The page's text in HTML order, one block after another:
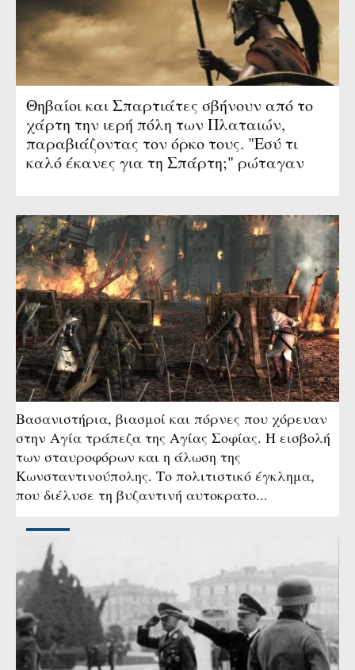
Θηβαίοι και Σπαρτιάτες σβήνουν από το
χάρτη την ιερή πόλη των Πλαταιών,
παραβιάζοντας τον όρκο τους. "Εσύ τι
καλό έκανες για τη Σπάρτη;" ρώταγαν
Βασανιστήρια, βιασμοί και πόρνες που χόρευαν
στην Αγία τράπεζα της Αγίας Σοφίας. Η εισβολή
των σταυροφόρων και η άλωση της
Κωνσταντινούπολης. Το πολιτιστικό έγκλημα,
που διέλυσε τη βυζαντινή αυτοκρατο...